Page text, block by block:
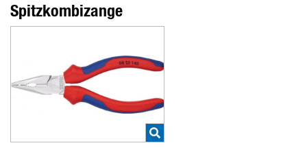
Spitzkombizange